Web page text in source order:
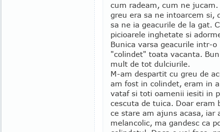
cum radeam, cum ne
greu era sa ne intoarcem si,
sa ne ia geacurile de la gat.
picioarele inghetate si
Bunica varsa geacurile intr-
"colindet" toata vacanta.
mult de tot dulciurile.
M-am despartit cu greu de
am fost in colindet, eram in
vataf si toti oamenii iesiti in
cescuta de tuica. Doar
ce stare am ajuns acasa, iar
melancolic, ma gandesc ca